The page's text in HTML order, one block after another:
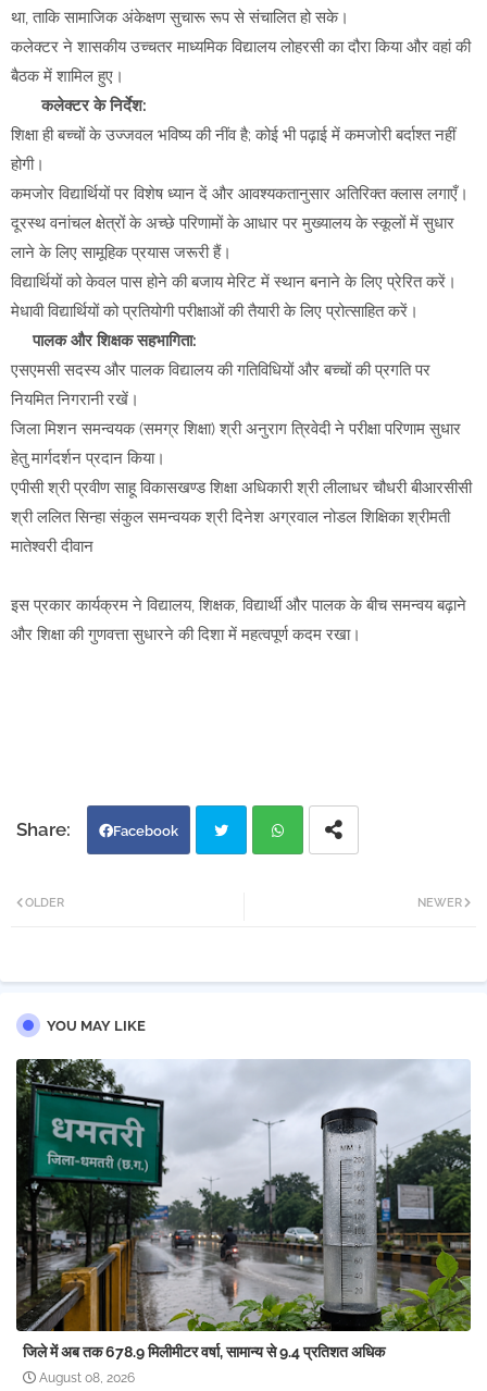
था, ताकि सामाजिक अंकेक्षण सुचारू रूप से संचालित हो सके।
कलेक्टर ने शासकीय उच्चतर माध्यमिक विद्यालय लोहरसी का दौरा किया और वहां की
बैठक में शामिल हुए।
कलेक्टर के निर्देश:
शिक्षा ही बच्चों के उज्जवल भविष्य की नींव है; कोई भी पढ़ाई में कमजोरी बर्दाश्त नहीं
होगी।
कमजोर विद्यार्थियों पर विशेष ध्यान दें और आवश्यकतानुसार अतिरिक्त क्लास लगाएँ।
दूरस्थ वनांचल क्षेत्रों के अच्छे परिणामों के आधार पर मुख्यालय के स्कूलों में सुधार
लाने के लिए सामूहिक प्रयास जरूरी हैं।
विद्यार्थियों को केवल पास होने की बजाय मेरिट में स्थान बनाने के लिए प्रेरित करें।
मेधावी विद्यार्थियों को प्रतियोगी परीक्षाओं की तैयारी के लिए प्रोत्साहित करें।
पालक और शिक्षक सहभागिता:
एसएमसी सदस्य और पालक विद्यालय की गतिविधियों और बच्चों की प्रगति पर
नियमित निगरानी रखें।
जिला मिशन समन्वयक (समग्र शिक्षा) श्री अनुराग त्रिवेदी ने परीक्षा परिणाम सुधार
हेतु मार्गदर्शन प्रदान किया।
एपीसी श्री प्रवीण साहू विकासखण्ड शिक्षा अधिकारी श्री लीलाधर चौधरी बीआरसीसी
श्री ललित सिन्हा संकुल समन्वयक श्री दिनेश अग्रवाल नोडल शिक्षिका श्रीमती
मातेश्वरी दीवान
इस प्रकार कार्यक्रम ने विद्यालय, शिक्षक, विद्यार्थी और पालक के बीच समन्वय बढ़ाने
और शिक्षा की गुणवत्ता सुधारने की दिशा में महत्वपूर्ण कदम रखा।
Facebook
pp
NEWER
OLDER
YOU MAY LIKE
जिले में अब तक 678.9 मिलीमीटर वर्षा, सामान्य से 9.4 प्रतिशत अधिक
August 08, 2026